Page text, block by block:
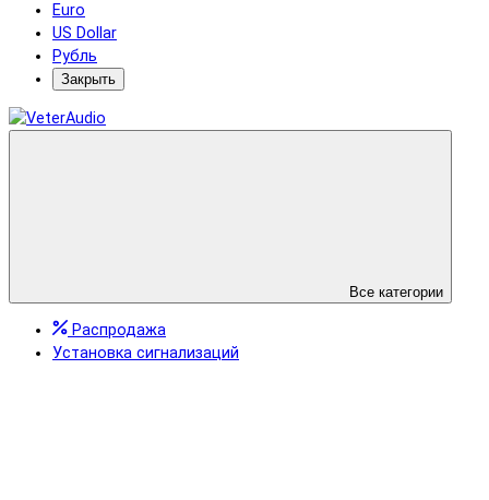
Euro
US Dollar
Рубль
Закрыть
Все категории
Распродажа
Установка сигнализаций